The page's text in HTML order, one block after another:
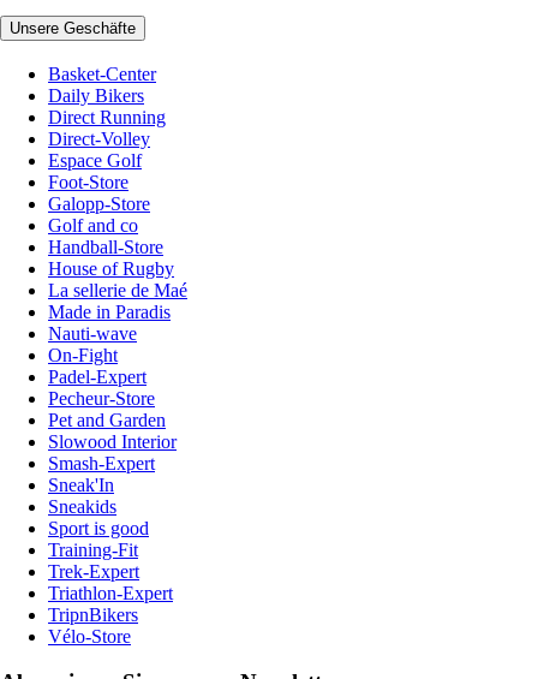
Unsere Geschäfte
Basket-Center
Daily Bikers
Direct Running
Direct-Volley
Espace Golf
Foot-Store
Galopp-Store
Golf and co
Handball-Store
House of Rugby
La sellerie de Maé
Made in Paradis
Nauti-wave
On-Fight
Padel-Expert
Pecheur-Store
Pet and Garden
Slowood Interior
Smash-Expert
Sneak'In
Sneakids
Sport is good
Training-Fit
Trek-Expert
Triathlon-Expert
TripnBikers
Vélo-Store